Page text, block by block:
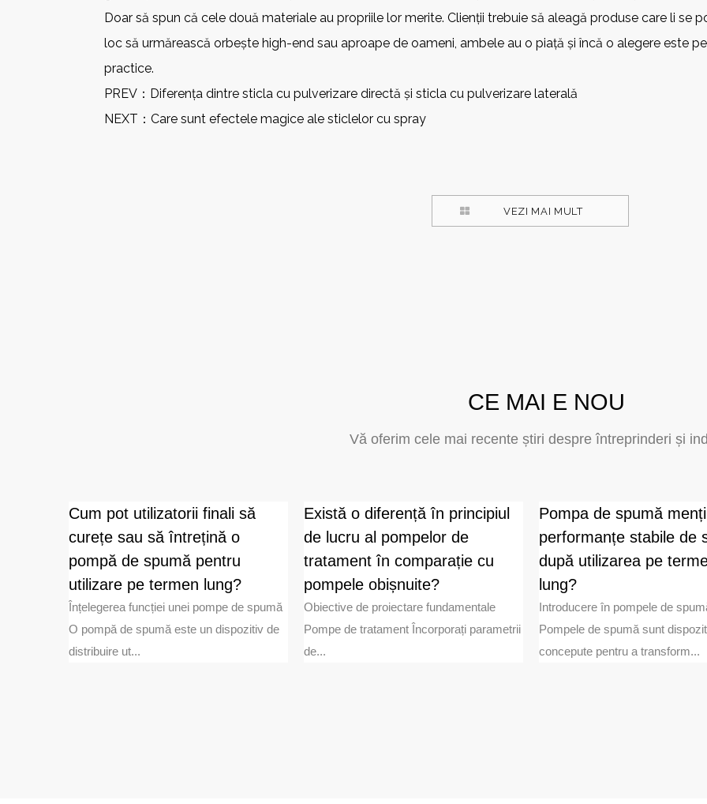
Doar să spun că cele două materiale au propriile lor merite. Clienții trebuie să aleagă produse care li se
loc să urmărească orbește high-end sau aproape de oameni, ambele au o piață și încă o alegere este
practice.
PREV： Diferența dintre sticla cu pulverizare directă și sticla cu pulverizare laterală
NEXT： Care sunt efectele magice ale sticlelor cu spray
VEZI MAI MULT
CE MAI E NOU
Vă oferim cele mai recente știri despre întreprinderi și
Cum pot utilizatorii finali să
curețe sau să întrețină o
pompă de spumă pentru
utilizare pe termen lung?
Înțelegerea funcției unei pompe de spumă
O pompă de spumă este un dispozitiv de
distribuire ut...
Există o diferență în principiul
de lucru al pompelor de
tratament în comparație cu
pompele obișnuite?
Obiective de proiectare fundamentale
Pompe de tratament Încorporați parametrii
de...
Pompa de spumă
performanțe stabile de
după utilizarea pe
lung?
Introducere în pompele de
Pompele de spumă sunt
concepute pentru a transform...